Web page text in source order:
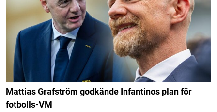
Mattias Grafström godkände Infantinos plan för
fotbolls-VM